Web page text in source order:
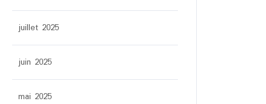
juillet 2025
juin 2025
mai 2025